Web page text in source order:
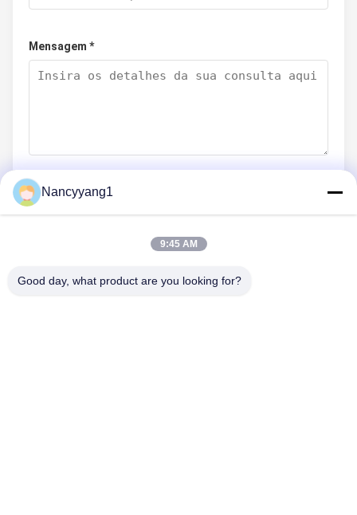
Mensagem *
CONTACTE-NOS
Nancyyang1
9:45 AM
Good day, what product are you looking for?